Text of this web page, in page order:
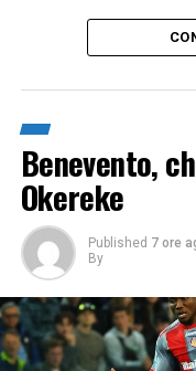
Benevento,
Okereke
Published 7 ore
By